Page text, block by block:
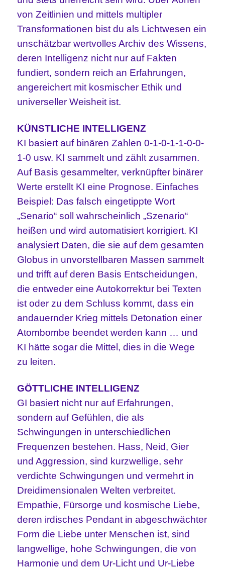
von Zeitlinien und mittels multipler
Transformationen bist du als Lichtwesen ein
unschätzbar wertvolles Archiv des Wissens,
deren Intelligenz nicht nur auf Fakten
fundiert, sondern reich an Erfahrungen,
angereichert mit kosmischer Ethik und
universeller Weisheit ist.
KÜNSTLICHE INTELLIGENZ
KI basiert auf binären Zahlen 0-1-0-1-1-0-0-
1-0 usw. KI sammelt und zählt zusammen.
Auf Basis gesammelter, verknüpfter binärer
Werte erstellt KI eine Prognose. Einfaches
Beispiel: Das falsch eingetippte Wort
„Senario“ soll wahrscheinlich „Szenario“
heißen und wird automatisiert korrigiert. KI
analysiert Daten, die sie auf dem gesamten
Globus in unvorstellbaren Massen sammelt
und trifft auf deren Basis Entscheidungen,
die entweder eine Autokorrektur bei Texten
ist oder zu dem Schluss kommt, dass ein
andauernder Krieg mittels Detonation einer
Atombombe beendet werden kann … und
KI hätte sogar die Mittel, dies in die Wege
zu leiten.
GÖTTLICHE INTELLIGENZ
GI basiert nicht nur auf Erfahrungen,
sondern auf Gefühlen, die als
Schwingungen in unterschiedlichen
Frequenzen bestehen. Hass, Neid, Gier
und Aggression, sind kurzwellige, sehr
verdichte Schwingungen und vermehrt in
Dreidimensionalen Welten verbreitet.
Empathie, Fürsorge und kosmische Liebe,
deren irdisches Pendant in abgeschwächter
Form die Liebe unter Menschen ist, sind
langwellige, hohe Schwingungen, die von
Harmonie und dem Ur-Licht und Ur-Liebe